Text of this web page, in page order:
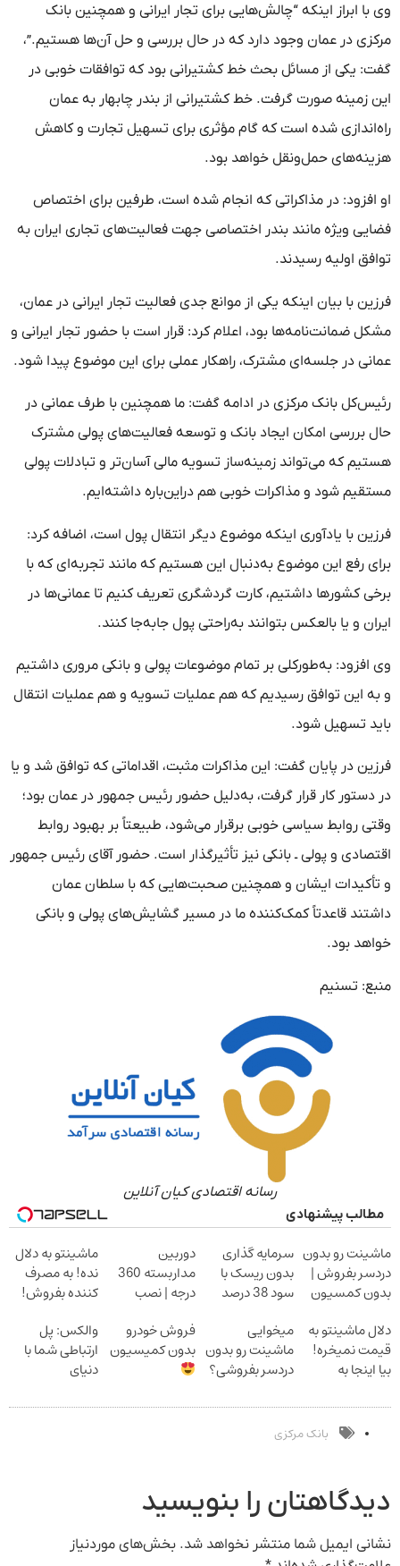
وی با ابراز اینکه “چالش‌هایی برای تجار ایرانی و همچنین بانک
مرکزی در عمان وجود دارد که در حال بررسی و حل آن‌ها هستیم.”،
گفت: یکی از مسائل بحث خط کشتیرانی بود که توافقات خوبی در
این زمینه صورت گرفت. خط کشتیرانی از بندر چابهار به عمان
راه‌اندازی شده است که گام مؤثری برای تسهیل تجارت و کاهش
هزینه‌های حمل‌ونقل خواهد بود.
او افزود:‌ در مذاکراتی که انجام شده است، طرفین برای اختصاص
فضایی ویژه مانند بندر اختصاصی جهت فعالیت‌های تجاری ایران به
توافق اولیه رسیدند.
فرزین با بیان اینکه یکی از موانع جدی فعالیت تجار ایرانی در عمان،
مشکل ضمانت‌نامه‌ها بود، اعلام کرد: قرار است با حضور تجار ایرانی و
عمانی در جلسه‌ای مشترک، راهکار عملی برای این موضوع پیدا شود.
رئیس‌کل بانک مرکزی در ادامه گفت: ما همچنین با طرف عمانی در
حال بررسی امکان ایجاد بانک و توسعه فعالیت‌های پولی مشترک
هستیم که می‌تواند زمینه‌ساز تسویه مالی آسان‌تر و تبادلات پولی
مستقیم شود و مذاکرات خوبی هم دراین‌باره داشته‌ایم.
فرزین با یادآوری اینکه موضوع دیگر انتقال پول است، اضافه کرد:
برای رفع این موضوع به‌دنبال این هستیم که مانند تجربه‌ای که با
برخی کشور‌ها داشتیم، کارت گردشگری تعریف کنیم تا عمانی‌ها در
ایران و یا بالعکس بتوانند به‌راحتی پول جابه‌جا کنند.
وی افزود: به‌طورکلی بر تمام موضوعات پولی و بانکی مروری داشتیم
و به این توافق رسیدیم که هم عملیات تسویه و هم عملیات انتقال
باید تسهیل شود.
فرزین در پایان گفت: این مذاکرات مثبت، اقداماتی که توافق شد و یا
در دستور کار قرار گرفت، به‌دلیل حضور رئیس جمهور در عمان بود؛
وقتی روابط سیاسی خوبی برقرار می‌شود، طبیعتاً بر بهبود روابط
اقتصادی و پولی ـ بانکی نیز تأثیرگذار است. حضور آقای رئیس جمهور
و تأکیدات ایشان و همچنین صحبت‌هایی که با سلطان عمان
داشتند قاعدتاً کمک‌کننده ما در مسیر گشایش‌های پولی و بانکی
خواهد بود.
منبع: تسنیم
رسانه اقتصادی کیان آنلاین
مطالب پیشنهادی
ماشینت رو بدون
دردسر بفروش |
بدون کمسیون
سرمایه گذاری
بدون ریسک با
سود 38 درصد
دوربین
مداربسته 360
درجه | نصب
ماشینتو به دلال
نده! به مصرف
کننده بفروش!
یک تماس
دلال ماشینتو به
قیمت نمیخره!
بیا اینجا به
بفروش*فقط
خریدار واقعی*
میخوایی
ماشینت رو بدون
دردسر بفروشی؟
فروش خودرو
بدون کمیسیون
والکس: پل
ارتباطی شما با
دنیای
دیجیتال
بانک مرکزی
دیدگاهتان را بنویسید
نشانی ایمیل شما منتشر نخواهد شد. بخش‌های موردنیاز